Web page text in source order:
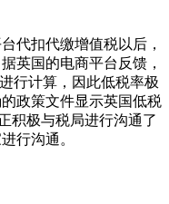
代扣代缴增值税以后，
英国的电商平台反馈，
行计算，因此低税率极
政策文件显示英国低税
积极与税局进行沟通了
行沟通。